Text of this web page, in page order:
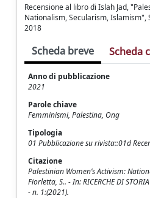
Recensione al libro di Islah Jad,
Nationalism, Secularism, Islamism",
2018
Scheda breve Scheda
Anno di pubblicazione
2021
Parole chiave
Femminismi, Palestina, Ong
Tipologia
01 Pubblicazione su rivista::01d
Citazione
Palestinian Women’s Activism:
Fiorletta, S.. - In: RICERCHE DI
- n. 1:(2021).